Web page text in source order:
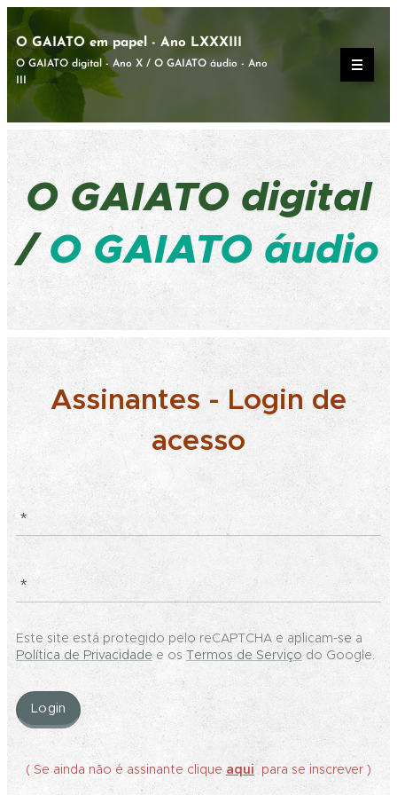
O GAIATO em papel - Ano LXXXIII
O GAIATO digital - Ano X / O GAIATO áudio - Ano
O GAIATOdigital
/O GAIATO áudio
Assinantes - Login de
acesso
Este site está protegido pelo reCAPTCHA e aplicam-se a
Política de Privacidade e os Termos de Serviço do Google.
Login
( Se ainda não é assinante clique aquipara se inscrever )